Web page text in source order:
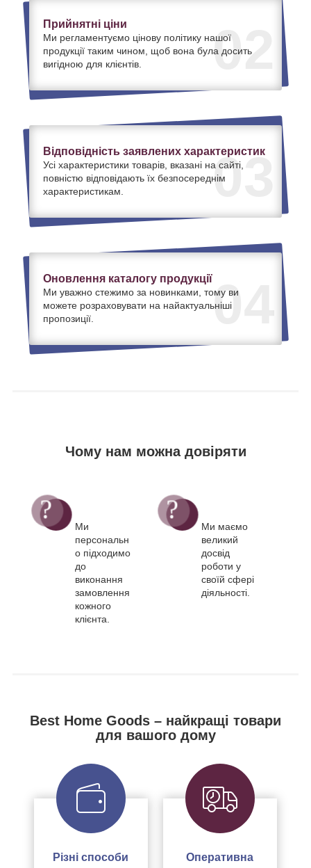
02
Прийнятні ціни
Ми регламентуємо цінову політику нашої
продукції таким чином, щоб вона була досить
вигідною для клієнтів.
03
Відповідність заявлених характеристик
Усі характеристики товарів, вказані на сайті,
повністю відповідають їх безпосереднім
характеристикам.
04
Оновлення каталогу продукції
Ми уважно стежимо за новинками, тому ви
можете розраховувати на найактуальніші
пропозиції.
Чому нам можна довіряти
Ми
персональн
о підходимо
до
виконання
замовлення
кожного
клієнта.
Ми маємо
великий
досвід
роботи у
своїй сфері
діяльності.
Best Home Goods – найкращі товари
для вашого дому
Різні способи
Оперативна